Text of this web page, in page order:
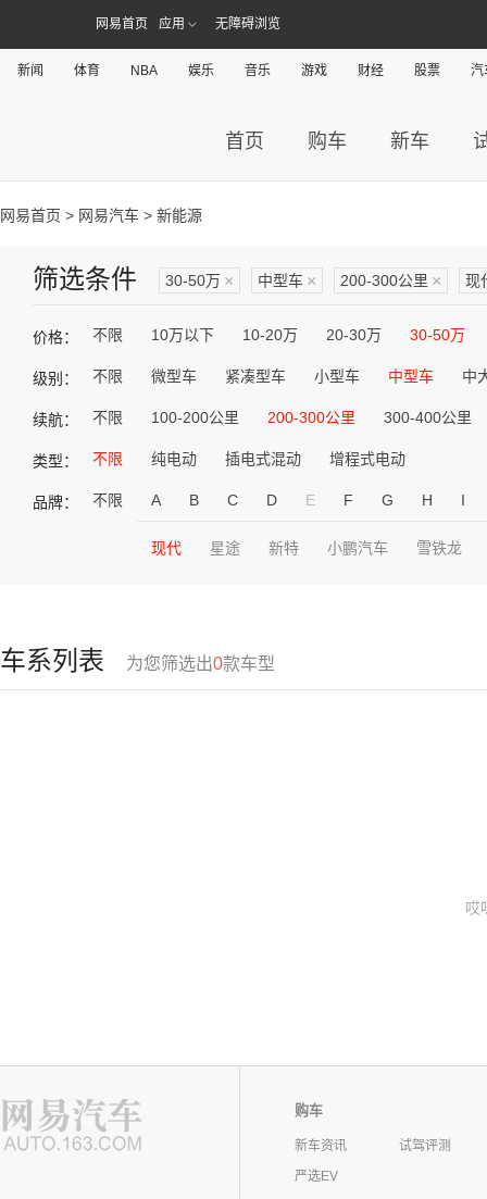
网易首页 应用 无障碍浏览
新闻 体育 NBA 娱乐 音乐 游戏 财经 股票 汽
首页 购车 新车
网易首页 > 网易汽车 > 新能源
筛选条件 30-50万 × 中型车 × 200-300公里 × 现
价格： 不限 10万以下 10-20万 20-30万 30-50万
级别： 不限 微型车 紧凑型车 小型车 中型车 中
续航： 不限 100-200公里 200-300公里 300-400公里
类型： 不限 纯电动 插电式混动 增程式电动
品牌： 不限 A B C D E F G H I
现代 星途 新特 小鹏汽车 雪铁龙
车系列表 为您筛选出0款车型
哎
购车
新车资讯
试驾评测
严选EV